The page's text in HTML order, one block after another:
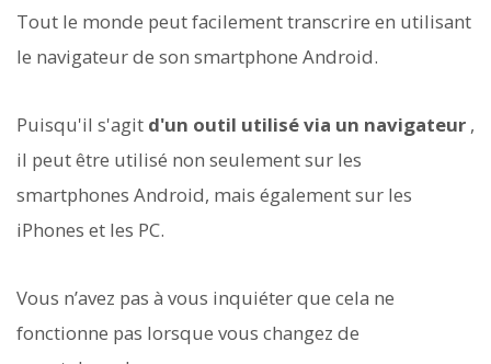
Tout le monde peut facilement transcrire en utilisant
le navigateur de son smartphone Android.
Puisqu'il s'agit d'un outil utilisé via un navigateur ,
il peut être utilisé non seulement sur les
smartphones Android, mais également sur les
iPhones et les PC.
Vous n’avez pas à vous inquiéter que cela ne
fonctionne pas lorsque vous changez de